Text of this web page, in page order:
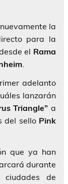
la
para la
el Rama
.
adelanto
lanzarán
Triangle” a
del sello Pink
que ya han
durante
de